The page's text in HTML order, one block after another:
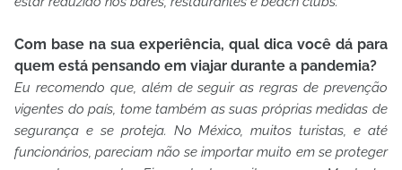
Com base na sua experiência, qual dica você dá para
quem está pensando em viajar durante a pandemia?
Eu recomendo que, além de seguir as regras de prevenção
vigentes do país, tome também as suas próprias medidas de
segurança e se proteja. No México, muitos turistas, e até
funcionários, pareciam não se importar muito em se proteger